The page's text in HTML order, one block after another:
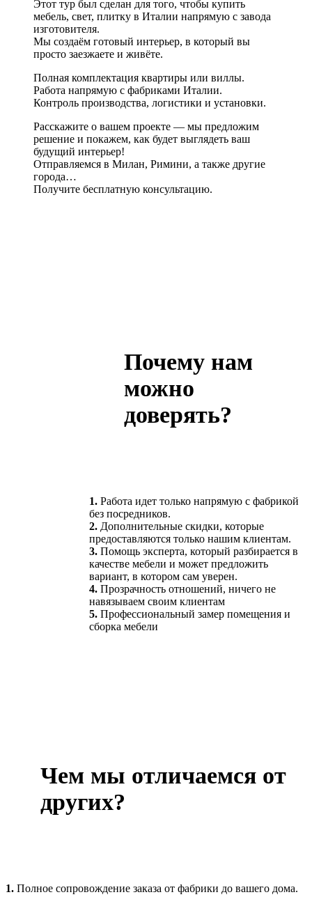
Этот тур был сделан для того, чтобы купить
мебель, свет, плитку в Италии напрямую с завода
изготовителя.
Мы создаём готовый интерьер, в который вы
просто заезжаете и живёте.
Полная комплектация квартиры или виллы.
Работа напрямую с фабриками Италии.
Контроль производства, логистики и установки.
Расскажите о вашем проекте — мы предложим
решение и покажем, как будет выглядеть ваш
будущий интерьер!
Отправляемся в Милан, Римини, а также другие
города…
Получите бесплатную консультацию.
Почему нам
можно
доверять?
1. Работа идет только напрямую с фабрикой
без посредников.
2. Дополнительные скидки, которые
предоставляются только нашим клиентам.
3. Помощь эксперта, который разбирается в
качестве мебели и может предложить
вариант, в котором сам уверен.
4. Прозрачность отношений, ничего не
навязываем своим клиентам
5. Профессиональный замер помещения и
сборка мебели
Чем мы отличаемся от
других?
1. Полное сопровождение заказа от фабрики до вашего дома.